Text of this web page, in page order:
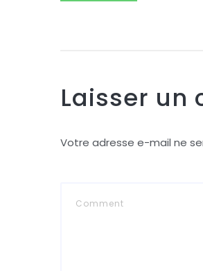
Laisser un
Votre adresse e-mail ne